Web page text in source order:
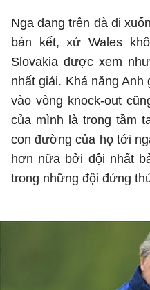
Nga đang trên đà đi
bán kết, xứ Wales
Slovakia được xem
nhất giải. Khả năng
vào vòng knock-out
của mình là trong tầm
con đường của họ tới
hơn nữa bởi đội nhất
trong những đội đứng